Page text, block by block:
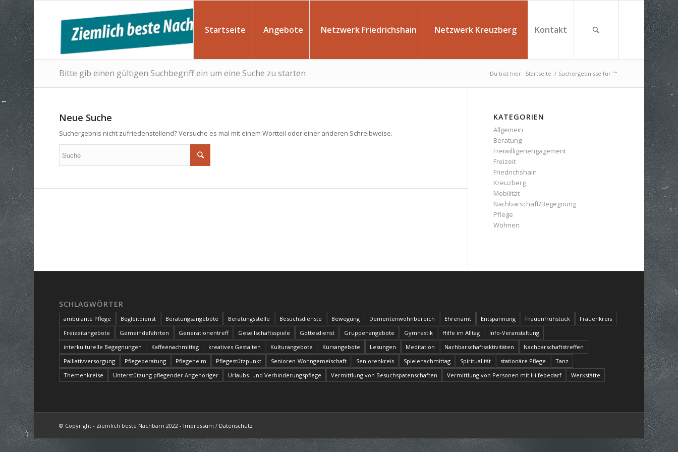
Startseite Angebote Netzwerk Friedrichshain Netzwerk Kreuzberg Kontakt
Bitte gib einen gültigen Suchbegriff ein um eine Suche zu starten Du bist hier: Startseite / Suchergebnisse für ""
Neue Suche
Suchergebnis nicht zufriedenstellend? Versuche es mal mit einem Wortteil oder einer anderen Schreibweise.
KATEGORIEN
Allgemein
Beratung
Freiwilligenengagement
Freizeit
Friedrichshain
Kreuzberg
Mobilität
Nachbarschaft/Begegnung
Pflege
Wohnen
SCHLAGWÖRTER
ambulante Pflege Begleitdienst Beratungsangebote Beratungsstelle Besuchsdienste Bewegung Dementenwohnbereich Ehrenamt Entspannung Frauenfrühstück
Frauenkreis
Freizeitangebote
Gemeindefahrten Generationentreff Gesellschaftsspiele Gottesdienst Gruppenangebote Gymnastik Hilfe im Alltag
Info-Veranstaltung
interkulturelle Begegnungen
Kaffeenachmittag kreatives Gestalten Kulturangebote Kursangebote Lesungen Meditation Nachbarschaftsaktivitäten
Nachbarschaftstreffen
Palliativversorgung
Pflegeberatung Pflegeheim Pflegestützpunkt Senioren-Wohngemeischaft Seniorenkreis Spielenachmittag Spiritualität stationäre Pflege
Tanz
Themenkreise
Unterstützung pflegender Angehöriger Urlaubs- und Verhinderungspflege Vermittlung von Besuchspatenschaften Vermittlung von Personen mit Hilfebedarf Werkstätte
© Copyright - Ziemlich beste Nachbarn 2022 - Impressum / Datenschutz